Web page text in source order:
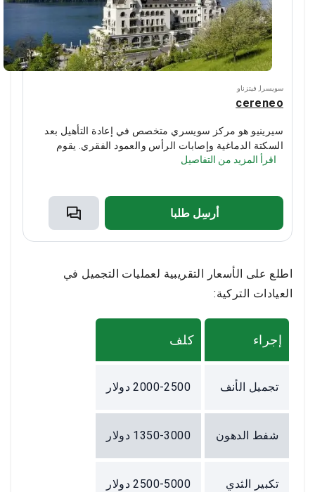
سويسرا, فيتزناو
cereneo
سيرينيو هو مركز سويسري متخصص في إعادة التأهيل بعد
السكتة الدماغية وإصابات الرأس والعمود الفقري. يقوم
أخصائيو إعادة التأهيل العصبي هنا باستعادة وظائف الجهاز
وألمانيا والمملكة المتحدة المركز للحصول على العلاجات.
اقرأ المزيد من التفاصيل
أرسِل طلبا
اطلع على الأسعار التقريبية لعمليات التجميل في
العيادات التركية:
إجراء كلف
تجميل الأنف 2000-2500 دولار
شفط الدهون 1350-3000 دولار
تكبير الثدي 2500-5000 دولار